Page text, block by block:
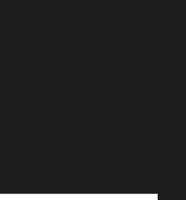
Adresse
durch